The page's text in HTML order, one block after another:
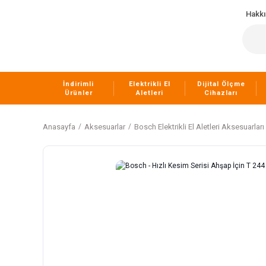
İndirimli
Ürünler
Elektrikli El
Aletleri
Dijital Ölçme
Cihazları
Anasayfa Aksesuarlar Bosch Elektrikli El Aletleri Aksesuarları